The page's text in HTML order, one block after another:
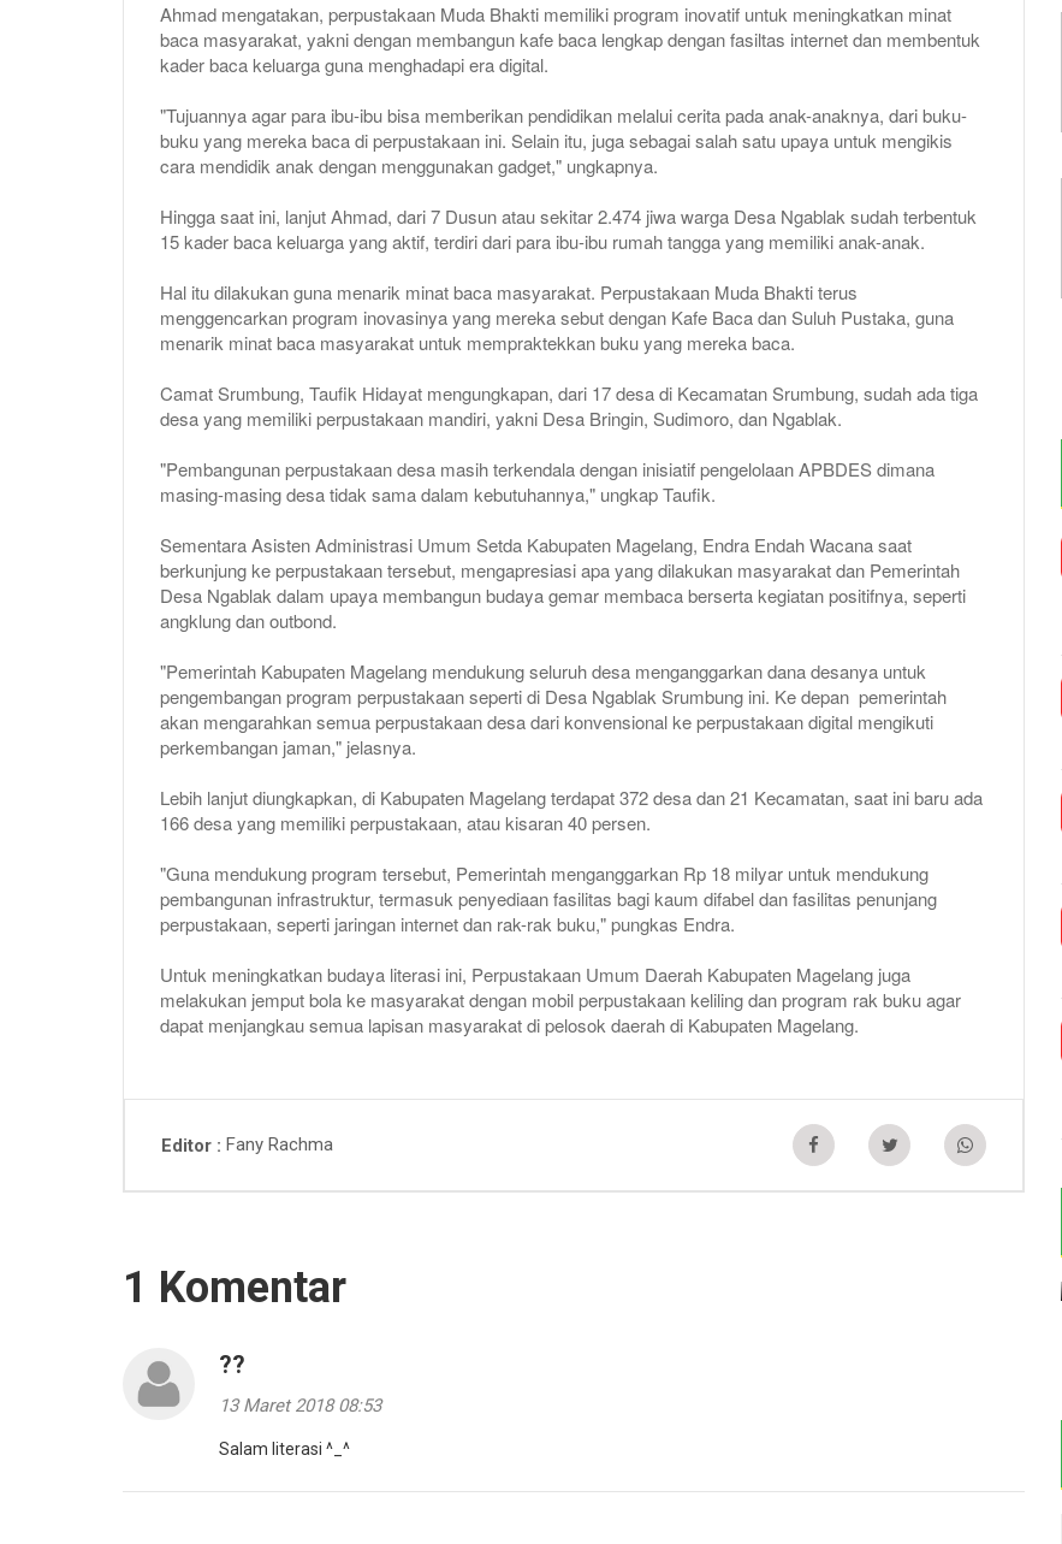
Ahmad mengatakan, perpustakaan Muda Bhakti memiliki program inovatif untuk meningkatkan minat
baca masyarakat, yakni dengan membangun kafe baca lengkap dengan fasiltas internet dan membentuk
kader baca keluarga guna menghadapi era digital.
"Tujuannya agar para ibu-ibu bisa memberikan pendidikan melalui cerita pada anak-anaknya, dari buku-
buku yang mereka baca di perpustakaan ini. Selain itu, juga sebagai salah satu upaya untuk mengikis
cara mendidik anak dengan menggunakan gadget," ungkapnya.
Hingga saat ini, lanjut Ahmad, dari 7 Dusun atau sekitar 2.474 jiwa warga Desa Ngablak sudah terbentuk
15 kader baca keluarga yang aktif, terdiri dari para ibu-ibu rumah tangga yang memiliki anak-anak.
Hal itu dilakukan guna menarik minat baca masyarakat. Perpustakaan Muda Bhakti terus
menggencarkan program inovasinya yang mereka sebut dengan Kafe Baca dan Suluh Pustaka, guna
menarik minat baca masyarakat untuk mempraktekkan buku yang mereka baca.
Camat Srumbung, Taufik Hidayat mengungkapan, dari 17 desa di Kecamatan Srumbung, sudah ada tiga
desa yang memiliki perpustakaan mandiri, yakni Desa Bringin, Sudimoro, dan Ngablak.
"Pembangunan perpustakaan desa masih terkendala dengan inisiatif pengelolaan APBDES dimana
masing-masing desa tidak sama dalam kebutuhannya," ungkap Taufik.
Sementara Asisten Administrasi Umum Setda Kabupaten Magelang, Endra Endah Wacana saat
berkunjung ke perpustakaan tersebut, mengapresiasi apa yang dilakukan masyarakat dan Pemerintah
Desa Ngablak dalam upaya membangun budaya gemar membaca berserta kegiatan positifnya, seperti
angklung dan outbond.
"Pemerintah Kabupaten Magelang mendukung seluruh desa menganggarkan dana desanya untuk
pengembangan program perpustakaan seperti di Desa Ngablak Srumbung ini. Ke depan pemerintah
akan mengarahkan semua perpustakaan desa dari konvensional ke perpustakaan digital mengikuti
perkembangan jaman," jelasnya.
Lebih lanjut diungkapkan, di Kabupaten Magelang terdapat 372 desa dan 21 Kecamatan, saat ini baru ada
166 desa yang memiliki perpustakaan, atau kisaran 40 persen.
"Guna mendukung program tersebut, Pemerintah menganggarkan Rp 18 milyar untuk mendukung
pembangunan infrastruktur, termasuk penyediaan fasilitas bagi kaum difabel dan fasilitas penunjang
perpustakaan, seperti jaringan internet dan rak-rak buku," pungkas Endra.
Untuk meningkatkan budaya literasi ini, Perpustakaan Umum Daerah Kabupaten Magelang juga
melakukan jemput bola ke masyarakat dengan mobil perpustakaan keliling dan program rak buku agar
dapat menjangkau semua lapisan masyarakat di pelosok daerah di Kabupaten Magelang.
Editor Fany Rachma
1 Komentar
??
13 Maret 2018 08:53
Salam literasi ^_^
Perhelatan
Saparan Mantran, Wujud Syukur
Gunung Andong
Merti Dusun Menjaga Tradisi di
Kawasan Wisata Nepal Van Java